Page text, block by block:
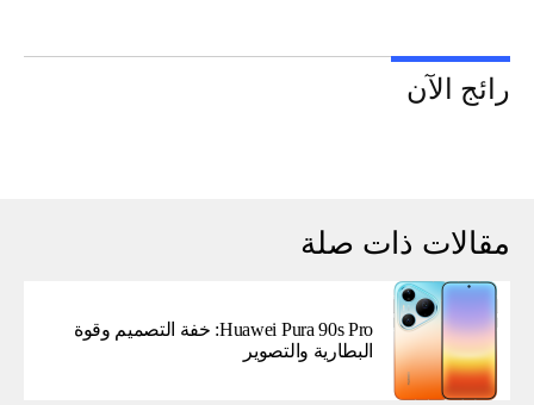
رائج الآن
مقالات ذات صلة
Huawei Pura 90s Pro: خفة التصميم وقوة
البطارية والتصوير